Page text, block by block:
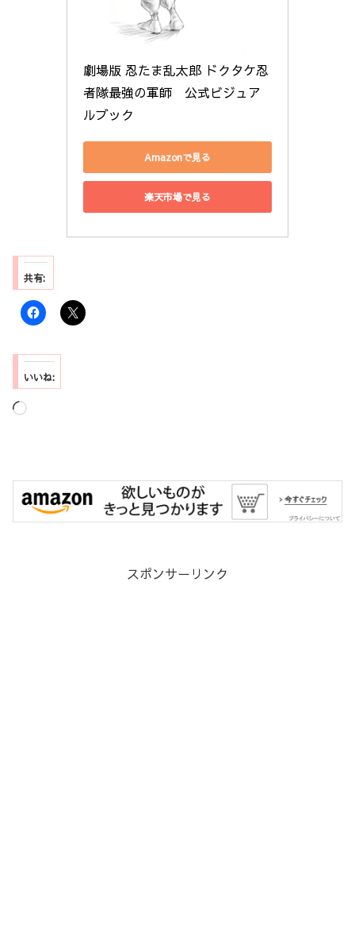
劇場版 忍たま乱太郎 ドクタケ忍
者隊最強の軍師　公式ビジュア
ルブック
Amazonで見る
楽天市場で見る
共有:
いいね:
読
中…
スポンサーリンク